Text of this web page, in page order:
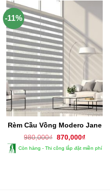
-11%
Rèm Cầu Vồng Modero Jane
980,000₫ Giá
là:
870,000₫Giá
tại
Còn hàng - Thi công lắp đặt miền phí